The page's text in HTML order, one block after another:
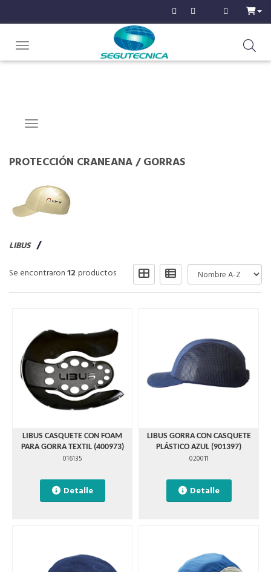
Toggle navigation
Navigation ein-/ausblenden
PROTECCIÓN CRANEANA/GORRAS
LIBUS
Se encontraron12 productos
LIBUS CASQUETE CON FOAM
PARA GORRA TEXTIL (400973)
016135
Detalle
LIBUS GORRA CON CASQUETE
PLÁSTICO AZUL (901397)
020011
Detalle